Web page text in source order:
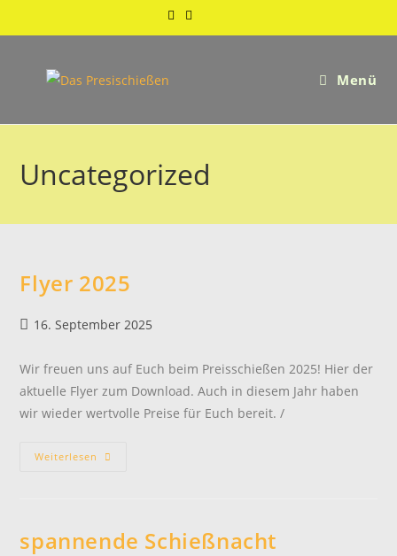
Inhalt
Menü
Uncategorized
Flyer 2025
Beitrag
16. September 2025
Wir freuen uns auf Euch beim Preisschießen 2025! Hier der
aktuelle Flyer zum Download. Auch in diesem Jahr haben
wir wieder wertvolle Preise für Euch bereit. /
Weiterlesen Flyer
spannende Schießnacht